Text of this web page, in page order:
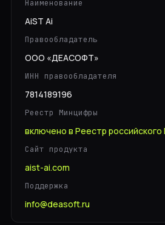
Образование
Строительство
Нефтегаз
Госсектор
НАПРАВЛЕНИЯ
Наименование
AiST Ai
Правообладатель
ООО «ДЕАСОФТ»
ИНН правообладателя
7814189196
Реестр Минцифры
включено в Реестр
Сайт продукта
aist-ai.com
Поддержка
info@deasoft.ru